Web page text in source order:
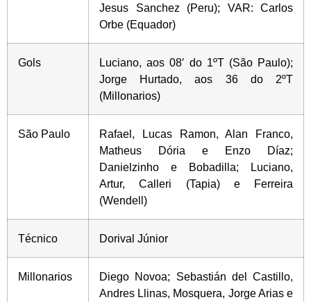
Jesus Sanchez (Peru); VAR: Carlos
Orbe (Equador)
Gols
Luciano, aos 08′ do 1ºT (São Paulo);
Jorge Hurtado, aos 36 do 2ºT
(Millonarios)
São Paulo
Rafael, Lucas Ramon, Alan Franco,
Matheus Dória e Enzo Díaz;
Danielzinho e Bobadilla; Luciano,
Artur, Calleri (Tapia) e Ferreira
(Wendell)
Técnico Dorival Júnior
Millonarios
Diego Novoa; Sebastián del Castillo,
Andres Llinas, Mosquera, Jorge Arias e